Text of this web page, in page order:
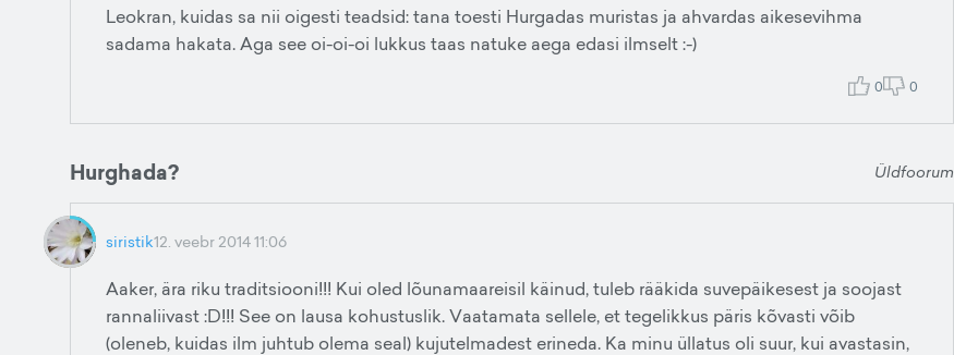
Leokran, kuidas sa nii oigesti teadsid: tana toesti Hurgadas muristas ja ahvardas aikesevihma
sadama hakata. Aga see oi-oi-oi lukkus taas natuke aega edasi ilmselt :-)
0 0
Hurghada? Üldfoorum
siristik12. veebr 2014 11:06
Aaker, ära riku traditsiooni!!! Kui oled lõunamaareisil käinud, tuleb rääkida suvepäikesest ja soojast
rannaliivast :D!!! See on lausa kohustuslik. Vaatamata sellele, et tegelikkus päris kõvasti võib
(oleneb, kuidas ilm juhtub olema seal) kujutelmadest erineda. Ka minu üllatus oli suur, kui avastasin,